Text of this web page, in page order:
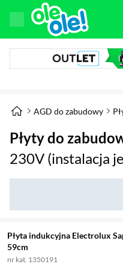
AGD do zabudowy
Płyty do
230V (instalacja
Płyta indukcyjna Electrolux
59cm
nr kat. 1350191